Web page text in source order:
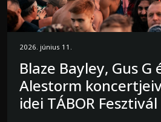
2026. június 11.
Blaze Bayley, Gus G
Alestorm
idei TÁBOR Fesztivál